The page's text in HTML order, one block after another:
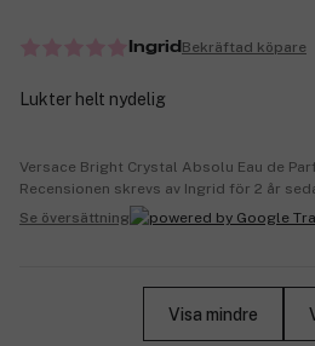
Ingrid Bekräftad köpare
Lukter helt nydelig
Versace Bright Crystal Absolu Eau de
Recensionen skrevs av Ingrid för 2 år
Se översättning
Visa mindre